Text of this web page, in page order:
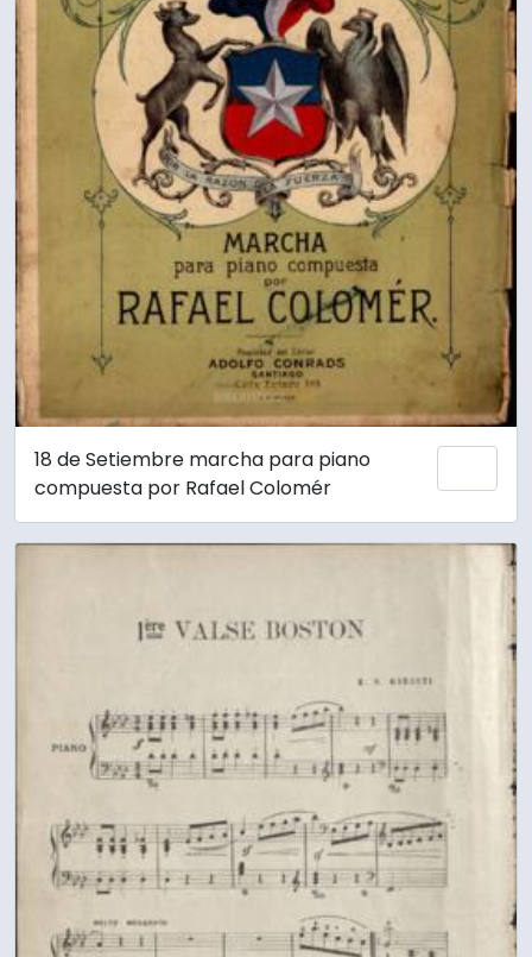
18 de Setiembre marcha para piano
compuesta por Rafael Colomér